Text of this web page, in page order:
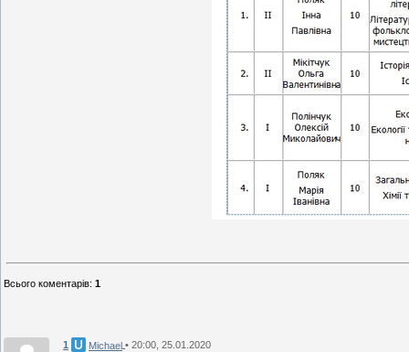
Всього коментарів: 1
1 Michael • 20:00, 25.01.2020